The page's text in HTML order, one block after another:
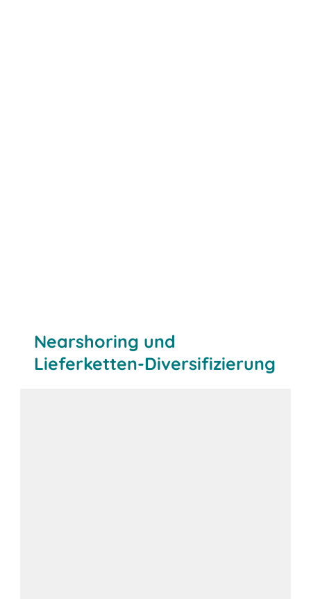
Nearshoring und
Lieferketten-Diversifizierung